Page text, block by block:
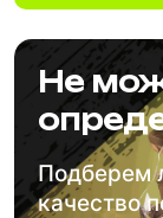
Не
Подберем
качество